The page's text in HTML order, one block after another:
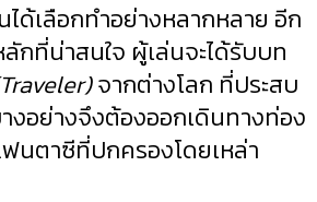
ได้เลือกทำอย่างหลากหลาย อีก
กที่น่าสนใจ ผู้เล่นจะได้รับบท
จากต่างโลก ที่ประสบ
งอย่างจึงต้องออกเดินทางท่อง
ตาซีที่ปกครองโดยเหล่า